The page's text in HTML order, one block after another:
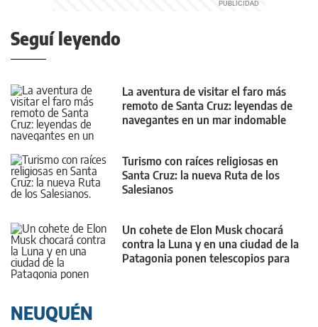
Seguí leyendo
La aventura de visitar el faro más
remoto de Santa Cruz: leyendas de
navegantes en un mar indomable
Turismo con raíces religiosas en
Santa Cruz: la nueva Ruta de los
Salesianos
Un cohete de Elon Musk chocará
contra la Luna y en una ciudad de la
Patagonia ponen telescopios para
NEUQUÉN